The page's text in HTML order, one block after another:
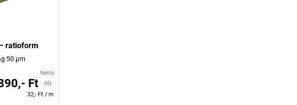
ratioform
50 µm
Nettó
Ft
-tól
32,- Ft / m